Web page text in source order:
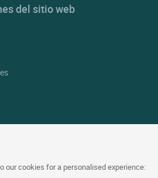
our cookies for a personalised experience:
del sitio web